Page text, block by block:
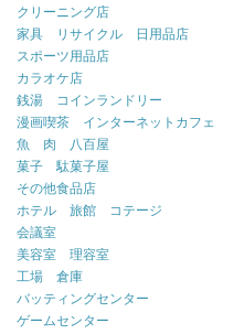
クリーニング店
家具 リサイクル 日用品店
スポーツ用品店
カラオケ店
銭湯 コインランドリー
漫画喫茶 インターネットカフェ
魚 肉 八百屋
菓子 駄菓子屋
その他食品店
ホテル 旅館 コテージ
会議室
美容室 理容室
工場 倉庫
バッティングセンター
ゲームセンター